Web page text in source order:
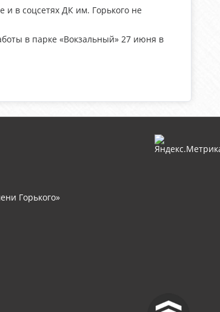
в соцсетях ДК им. Горького не
в парке «Вокзальный» 27 июня в
^
Горького»